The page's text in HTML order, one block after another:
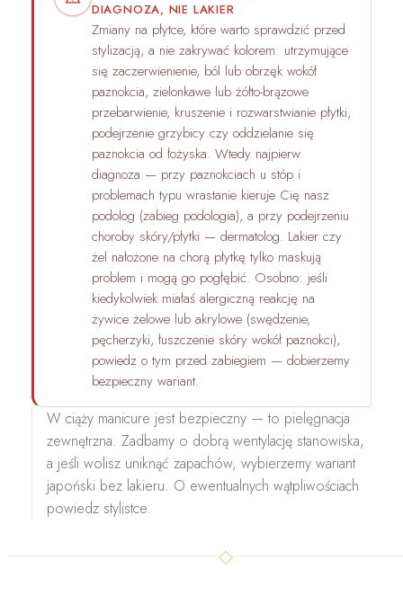
DIAGNOZA, NIE LAKIER
Zmiany na płytce, które warto sprawdzić przed
stylizacją, a nie zakrywać kolorem: utrzymujące
się zaczerwienienie, ból lub obrzęk wokół
paznokcia, zielonkawe lub żółto-brązowe
przebarwienie, kruszenie i rozwarstwianie płytki,
podejrzenie grzybicyczy oddzielanie się
paznokcia od łożyska. Wtedy najpierw
diagnoza — przy paznokciach u stóp i
problemach typu wrastanie kieruje Cię nasz
podolog (zabieg podologia), a przy podejrzeniu
choroby skóry/płytki — dermatolog. Lakier czy
żel nałożone na chorą płytkę tylko maskują
problem i mogą go pogłębić. Osobno: jeśli
kiedykolwiek miałaś alergiczną reakcję na
żywice żelowe lub akrylowe(swędzenie,
pęcherzyki, łuszczenie skóry wokół paznokci),
powiedz o tym przed zabiegiem — dobierzemy
bezpieczny wariant.
W ciąży manicure jest bezpieczny— to pielęgnacja
zewnętrzna. Zadbamy o dobrą wentylację stanowiska,
a jeśli wolisz uniknąć zapachów, wybierzemy wariant
japoński bez lakieru. O ewentualnych wątpliwościach
powiedz stylistce.